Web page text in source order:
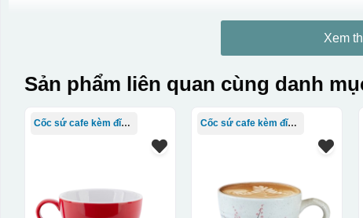
Xem
Sản phẩm liên quan cùng danh
Cốc sứ cafe kèm đĩa Bát Tràng Cốc sứ cafe kèm đĩa Bát Tràng